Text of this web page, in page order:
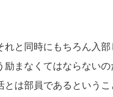
れと同時にもちろん入
まなくてはならないの
とは部員であるという